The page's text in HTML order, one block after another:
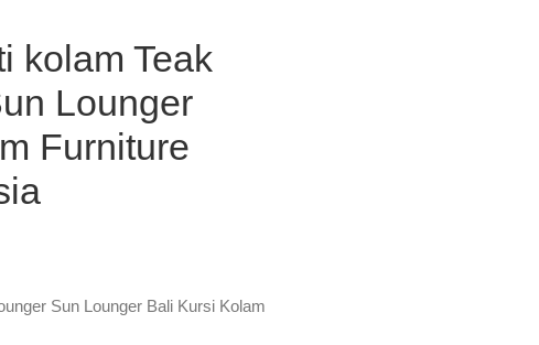
kolam Teak
Lounger
Furniture
Sun Lounger Bali Kursi Kolam